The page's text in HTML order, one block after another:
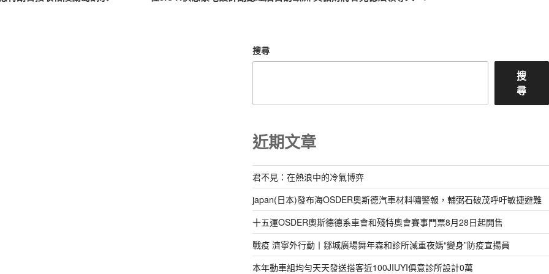
搜尋
搜
尋
近期文章
君不見：在熱浪中的冷氣博弈
japan(日本)發布海OSDER奧斯德汽車材料嘯警報，輔弼石破茂呼吁敏捷避難
十五運OSDER奧斯德德系車會和殘特奧會賽事門票8月28日起開售
戰疫 濟寧外行動丨鄒城廣場舞年森和診所減重夜媽“變身”防疫宣揚員
本年動車組均勻天天發送搭客近100JIUYI俱意診所設計0萬